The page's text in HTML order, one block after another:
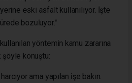
eski asfalt kullanılıyor. İşte
bozuluyor.”
yöntemin kamu zararına
şöyle konuştu:
ama yapılan işe bakın.